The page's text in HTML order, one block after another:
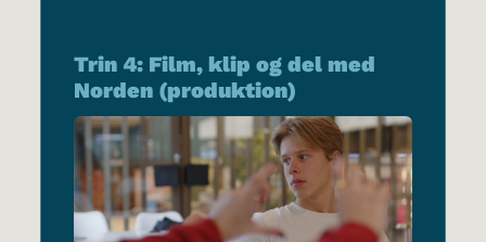
Trin 4: Film, klip og del med
Norden (produktion)